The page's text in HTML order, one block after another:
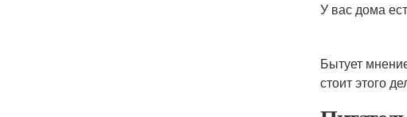
У вас дома
Бытует
стоит этого